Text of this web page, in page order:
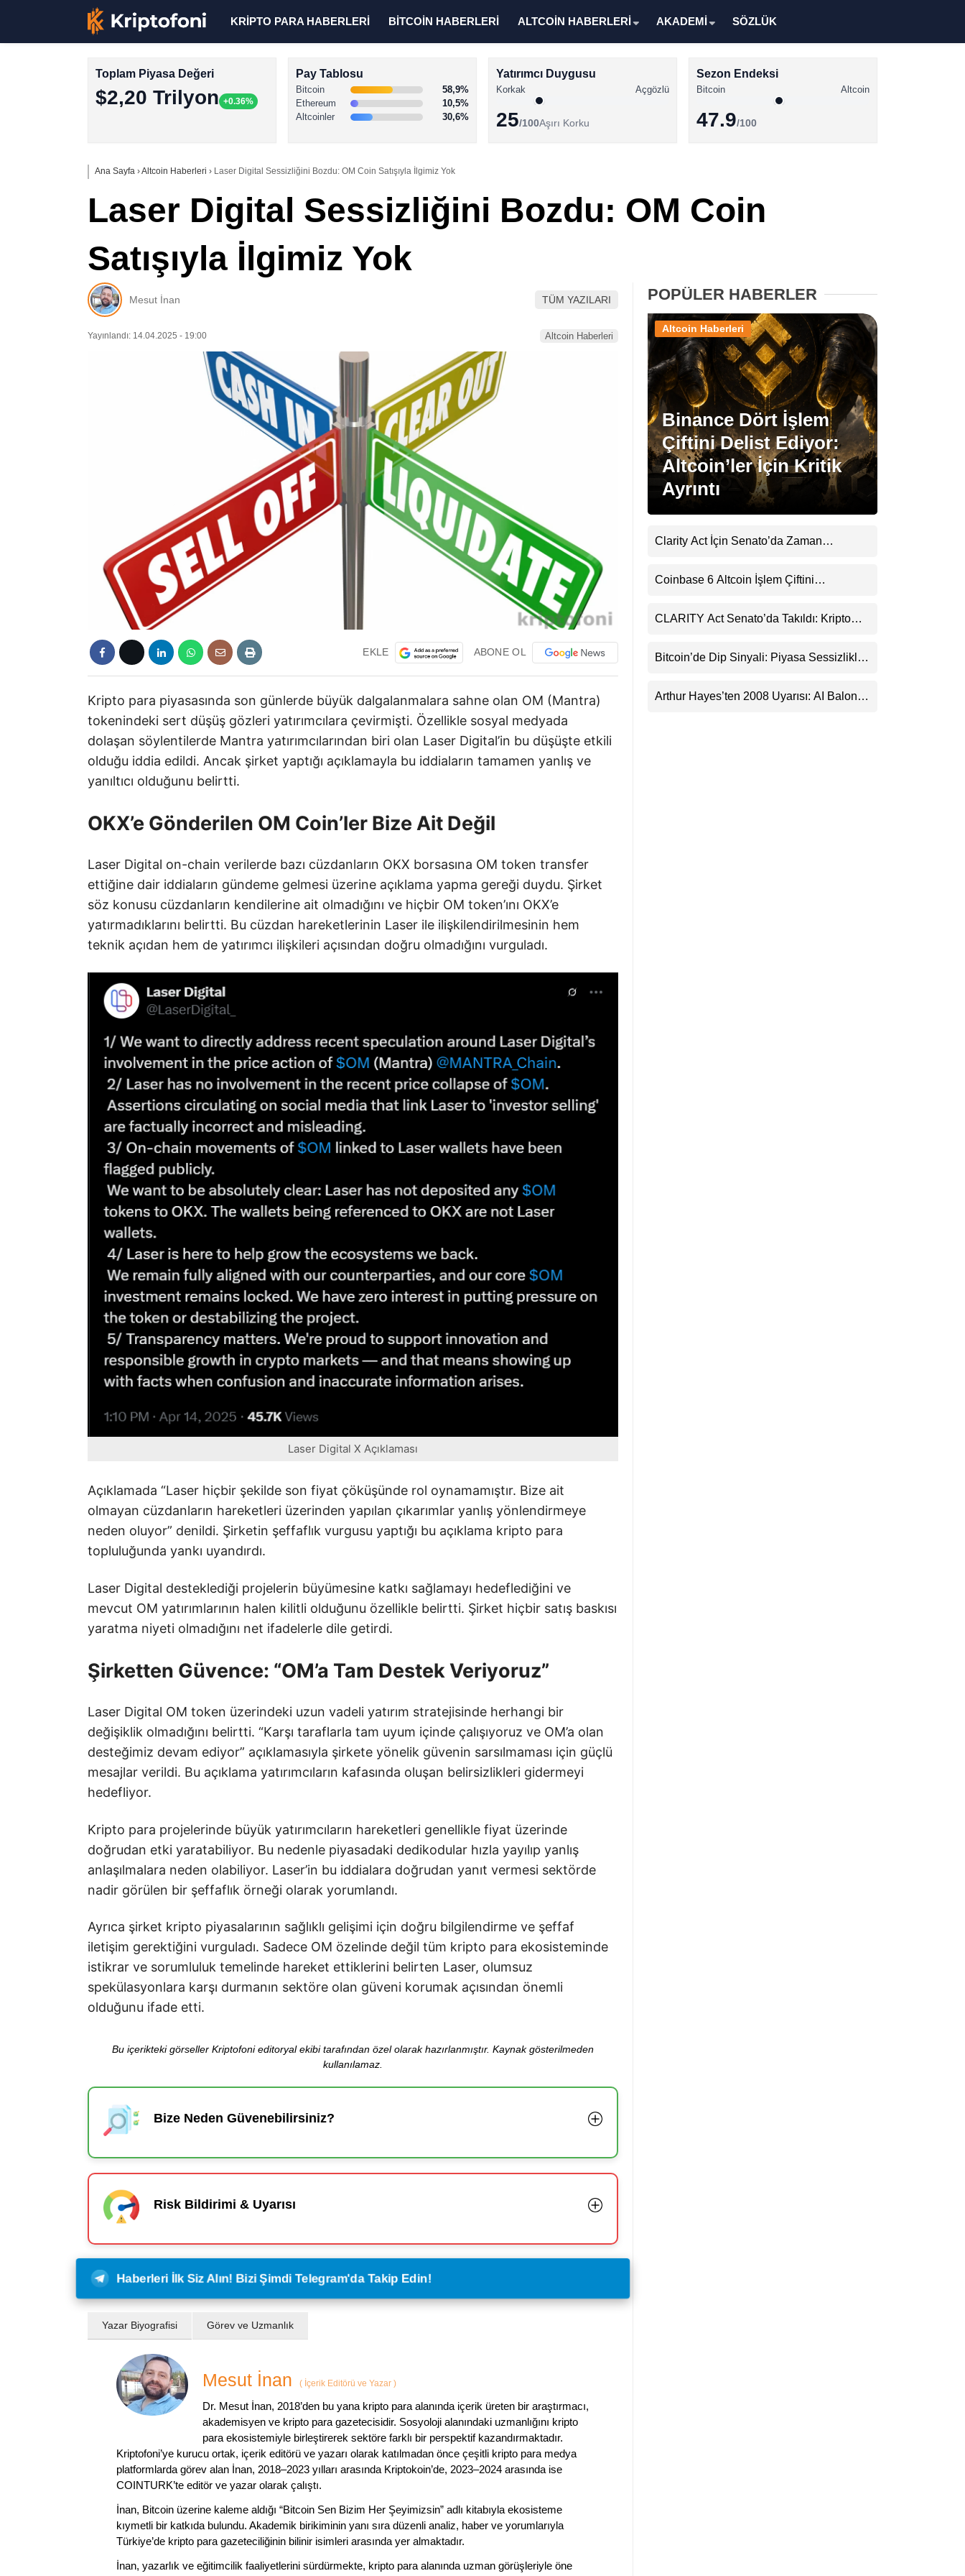
XRP Haberleri
Memecoin Haberleri
Stablecoin Haberleri
Facebook
Instagram
LinkedIn
Telegram
KRİPTO PARA HABERLERİ BİTCOİN HABERLERİ ALTCOİN HABERLERİ AKADEMİ SÖZLÜK
Toplam Piyasa Değeri
$2,20 Trilyon +0.36%
Pay Tablosu
Bitcoin
58,9%
Ethereum
10,5%
Altcoinler
30,6%
Yatırımcı Duygusu
Korkak Açgözlü
25/100Aşırı Korku
Sezon Endeksi
Bitcoin Altcoin
47.9/100
Ana Sayfa ›Altcoin Haberleri › Laser Digital Sessizliğini Bozdu: OM Coin Satışıyla İlgimiz Yok
Laser Digital Sessizliğini Bozdu: OM Coin
Satışıyla İlgimiz Yok
Mesut İnan TÜM YAZILARI
Yayınlandı: 14.04.2025 - 19:00 Altcoin Haberleri
EKLE ABONE OL
Kripto para piyasasında son günlerde büyük dalgalanmalara sahne olan OM (Mantra)
tokenindeki sert düşüş gözleri yatırımcılara çevirmişti. Özellikle sosyal medyada
dolaşan söylentilerde Mantra yatırımcılarından biri olan Laser Digital’in bu düşüşte etkili
olduğu iddia edildi. Ancak şirket yaptığı açıklamayla bu iddiaların tamamen yanlış ve
yanıltıcı olduğunu belirtti.
OKX’e Gönderilen OM Coin’ler Bize Ait Değil
Laser Digital on-chain verilerde bazı cüzdanların OKX borsasına OM token transfer
ettiğine dair iddiaların gündeme gelmesi üzerine açıklama yapma gereği duydu. Şirket
söz konusu cüzdanların kendilerine ait olmadığını ve hiçbir OM token’ını OKX’e
yatırmadıklarını belirtti. Bu cüzdan hareketlerinin Laser ile ilişkilendirilmesinin hem
teknik açıdan hem de yatırımcı ilişkileri açısından doğru olmadığını vurguladı.
Laser Digital X Açıklaması
Açıklamada “Laser hiçbir şekilde son fiyat çöküşünde rol oynamamıştır. Bize ait
olmayan cüzdanların hareketleri üzerinden yapılan çıkarımlar yanlış yönlendirmeye
neden oluyor” denildi. Şirketin şeffaflık vurgusu yaptığı bu açıklama kripto para
topluluğunda yankı uyandırdı.
Laser Digital desteklediği projelerin büyümesine katkı sağlamayı hedeflediğini ve
mevcut OM yatırımlarının halen kilitli olduğunu özellikle belirtti. Şirket hiçbir satış baskısı
yaratma niyeti olmadığını net ifadelerle dile getirdi.
Şirketten Güvence: “OM’a Tam Destek Veriyoruz”
Laser Digital OM token üzerindeki uzun vadeli yatırım stratejisinde herhangi bir
değişiklik olmadığını belirtti. “Karşı taraflarla tam uyum içinde çalışıyoruz ve OM’a olan
desteğimiz devam ediyor” açıklamasıyla şirkete yönelik güvenin sarsılmaması için güçlü
mesajlar verildi. Bu açıklama yatırımcıların kafasında oluşan belirsizlikleri gidermeyi
hedefliyor.
Kripto para projelerinde büyük yatırımcıların hareketleri genellikle fiyat üzerinde
doğrudan etki yaratabiliyor. Bu nedenle piyasadaki dedikodular hızla yayılıp yanlış
anlaşılmalara neden olabiliyor. Laser’in bu iddialara doğrudan yanıt vermesi sektörde
nadir görülen bir şeffaflık örneği olarak yorumlandı.
Ayrıca şirket kripto piyasalarının sağlıklı gelişimi için doğru bilgilendirme ve şeffaf
iletişim gerektiğini vurguladı. Sadece OM özelinde değil tüm kripto para ekosisteminde
istikrar ve sorumluluk temelinde hareket ettiklerini belirten Laser, olumsuz
spekülasyonlara karşı durmanın sektöre olan güveni korumak açısından önemli
olduğunu ifade etti.
Bu içerikteki görseller Kriptofoni editoryal ekibi tarafından özel olarak hazırlanmıştır. Kaynak gösterilmeden
kullanılamaz.
Bize Neden Güvenebilirsiniz?
Risk Bildirimi & Uyarısı
Haberleri İlk Siz Alın! Bizi Şimdi Telegram'da Takip Edin!
Yazar Biyografisi Görev ve Uzmanlık
Mesut İnan ( İçerik Editörü ve Yazar )
Dr. Mesut İnan, 2018’den bu yana kripto para alanında içerik üreten bir araştırmacı,
akademisyen ve kripto para gazetecisidir. Sosyoloji alanındaki uzmanlığını kripto
para ekosistemiyle birleştirerek sektöre farklı bir perspektif kazandırmaktadır.
Kriptofoni’ye kurucu ortak, içerik editörü ve yazarı olarak katılmadan önce çeşitli kripto para medya
platformlarda görev alan İnan, 2018–2023 yılları arasında Kriptokoin’de, 2023–2024 arasında ise
COINTURK’te editör ve yazar olarak çalıştı.
İnan, Bitcoin üzerine kaleme aldığı “Bitcoin Sen Bizim Her Şeyimizsin” adlı kitabıyla ekosisteme
kıymetli bir katkıda bulundu. Akademik birikiminin yanı sıra düzenli analiz, haber ve yorumlarıyla
Türkiye’de kripto para gazeteciliğinin bilinir isimleri arasında yer almaktadır.
İnan, yazarlık ve eğitimcilik faaliyetlerini sürdürmekte, kripto para alanında uzman görüşleriyle öne
POPÜLER HABERLER
Binance Dört İşlem
Çiftini Delist Ediyor:
Altcoin’ler İçin Kritik
Ayrıntı
Altcoin Haberleri
Clarity Act İçin Senato’da Zaman
Coinbase 6 Altcoin İşlem Çiftini
CLARITY Act Senato’da Takıldı: Kripto
Bitcoin’de Dip Sinyali: Piyasa Sessizlikle
Arthur Hayes’ten 2008 Uyarısı: AI Balonu